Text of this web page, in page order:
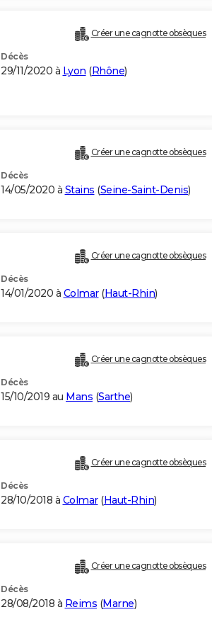
Créer une cagnotte obsèques
Décès
29/11/2020 à Lyon (Rhône)
Créer une cagnotte obsèques
Décès
14/05/2020 à Stains (Seine-Saint-Denis)
Créer une cagnotte obsèques
Décès
14/01/2020 à Colmar(Haut-Rhin)
Créer une cagnotte obsèques
Décès
15/10/2019 au Mans (Sarthe)
Créer une cagnotte obsèques
Décès
28/10/2018 à Colmar(Haut-Rhin)
Créer une cagnotte obsèques
Décès
28/08/2018 à Reims (Marne)